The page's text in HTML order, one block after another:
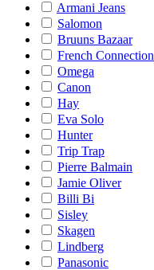
Armani Jeans
Salomon
Bruuns Bazaar
French Connection
Omega
Canon
Hay
Eva Solo
Hunter
Trip Trap
Pierre Balmain
Jamie Oliver
Billi Bi
Sisley
Skagen
Lindberg
Panasonic